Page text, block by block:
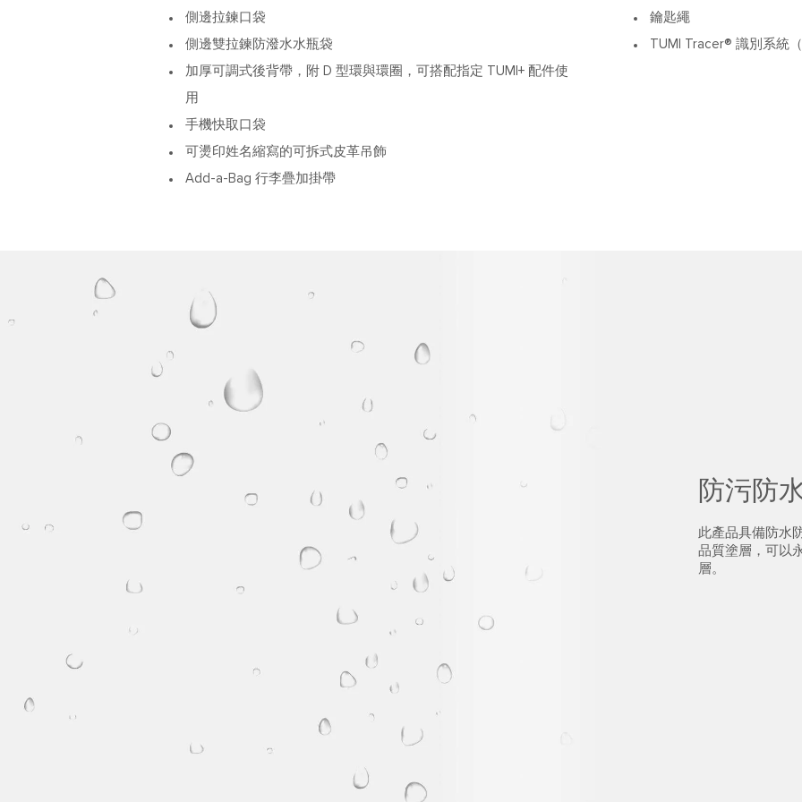
側邊拉鍊口袋
側邊雙拉鍊防潑水水瓶袋
加厚可調式後背帶，附 D 型環與環圈，可搭配指定 TUMI+ 配件使
用
手機快取口袋
可燙印姓名縮寫的可拆式皮革吊飾
Add-a-Bag 行李疊加掛帶
鑰匙繩
TUMI Tracer® 識別系統
防污防
此產品具備防水
品質塗層，可以
層。